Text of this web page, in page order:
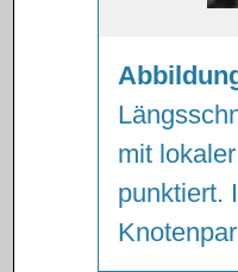
mit
punktiert.